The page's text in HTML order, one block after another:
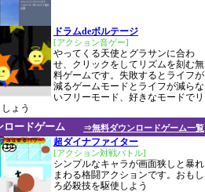
ドラムdeボルテージ
[アクション音ゲー]
やってくる天使とグラサンに合わ
せ、クリックをしてリズムを刻む無
料ゲームです。失敗するとライフが
減るゲームモードとライフが減らな
いフリーモード、好きなモードでリ
ょう
⇒無料ダウンロードゲーム一覧
ロードゲーム
超ダイナファイター
[アクション対戦バトル]
シンプルなキャラが画面狭しと暴れ
まわる格闘アクションです。おもし
ろ必殺技を駆使しよう